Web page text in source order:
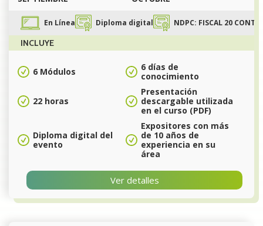
En Línea Diploma digital NDPC: FISCAL 20
INCLUYE
6 Módulos
6 días de
conocimiento
22 horas
Presentación
descargable utilizada
en el curso (PDF)
Diploma digital del
evento
Expositores con más
de 10 años de
experiencia en su
área
Ver detalles